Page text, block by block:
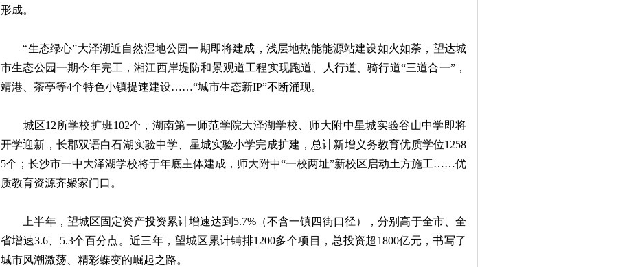
形成。
“生态绿心”大泽湖近自然湿地公园一期即将建成，浅层地热能能源站建设如火如荼，望达城
市生态公园一期今年完工，湘江西岸堤防和景观道工程实现跑道、人行道、骑行道“三道合一”，
靖港、茶亭等4个特色小镇提速建设……“城市生态新IP”不断涌现。
城区12所学校扩班102个，湖南第一师范学院大泽湖学校、师大附中星城实验谷山中学即将
开学迎新，长郡双语白石湖实验中学、星城实验小学完成扩建，总计新增义务教育优质学位1258
5个；长沙市一中大泽湖学校将于年底主体建成，师大附中“一校两址”新校区启动土方施工……优
质教育资源齐聚家门口。
上半年，望城区固定资产投资累计增速达到5.7%（不含一镇四街口径），分别高于全市、全
省增速3.6、5.3个百分点。近三年，望城区累计铺排1200多个项目，总投资超1800亿元，书写了
城市风潮激荡、精彩蝶变的崛起之路。